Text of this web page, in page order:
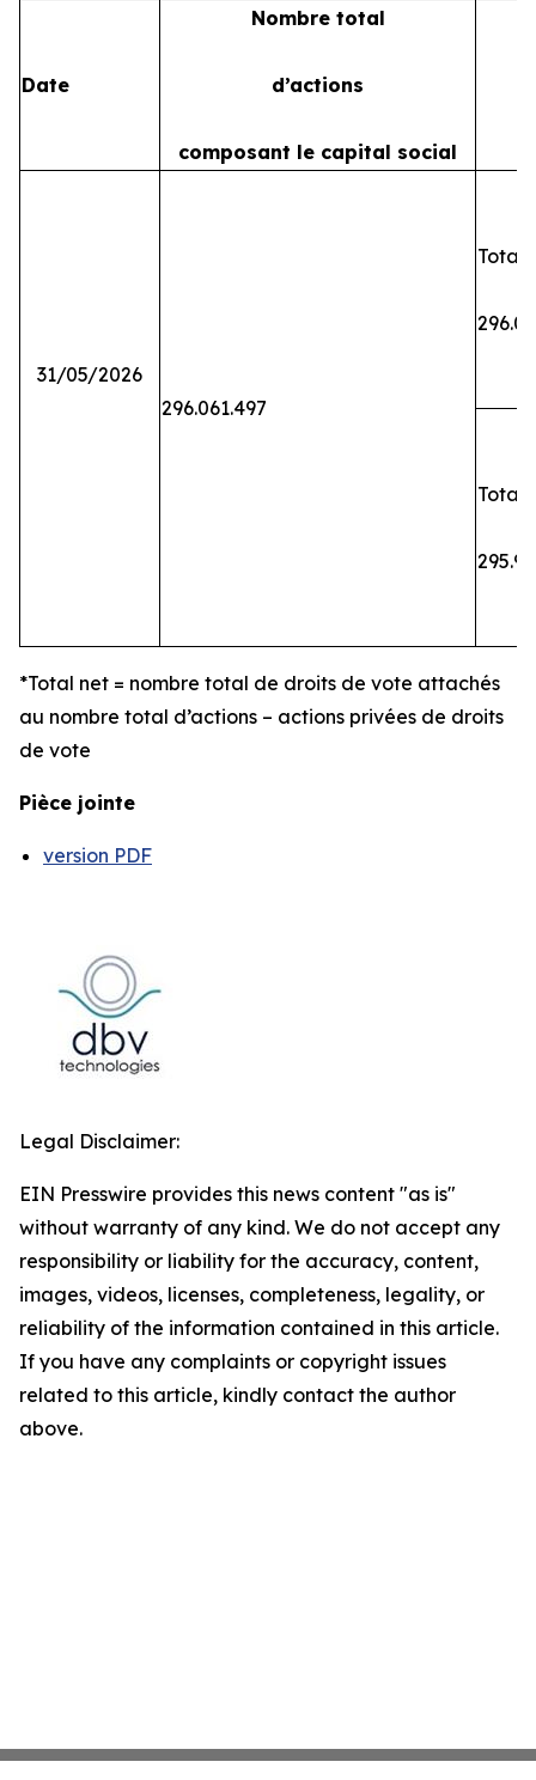
Date
Nombre total
d’actions
composant le capital social
31/05/2026
296.061.497
Total
Total
*Total net = nombre total de droits de vote attachés
au nombre total d’actions – actions privées de droits
de vote
Pièce jointe
version PDF
Legal Disclaimer:
EIN Presswire provides this news content "as is"
without warranty of any kind. We do not accept any
responsibility or liability for the accuracy, content,
images, videos, licenses, completeness, legality, or
reliability of the information contained in this article.
If you have any complaints or copyright issues
related to this article, kindly contact the author
above.